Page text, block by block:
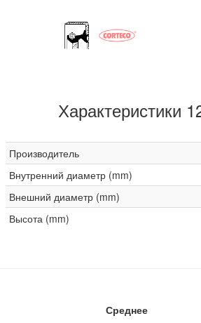
Характеристики
Производитель
Внутренний диаметр (mm)
Внешний диаметр (mm)
Высота (mm)
Среднее